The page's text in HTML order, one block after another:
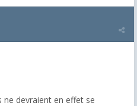
ne devraient en effet se